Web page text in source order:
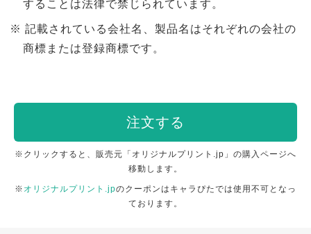
することは法律で禁じられています。
記載されている会社名、製品名はそれぞれの会社の
商標または登録商標です。
注文する
※クリックすると、販売元「オリジナルプリント.jp」の購入ページへ
移動します。
※ オリジナルプリント.jpのクーポンはキャラぴたでは使用不可となっ
ております。